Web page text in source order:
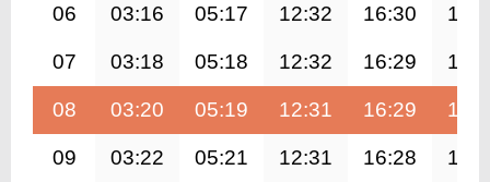
06 03:16 05:17 12:32 16:30
07 03:18 05:18 12:32 16:29
08 03:20 05:19 12:31 16:29
09 03:22 05:21 12:31 16:28